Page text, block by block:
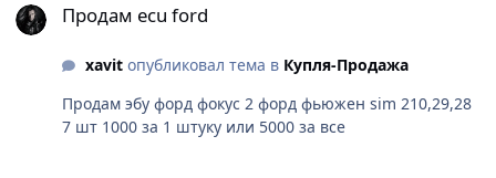
Продам ecu ford
xavitопубликовал тема в Купля-Продажа
Продам эбу форд фокус 2 форд фьюжен sim 210,29,28
7 шт 1000 за 1 штуку или 5000 за все